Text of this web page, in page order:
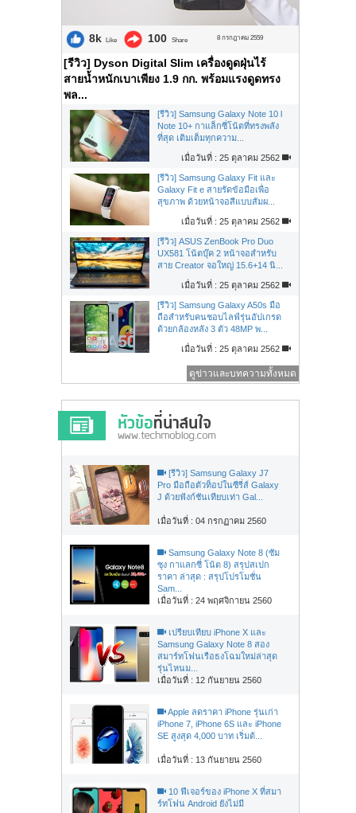
8k Like 100 Share 8 กรกฎาคม 2559
[รีวิว] Dyson Digital Slim เครื่องดูดฝุ่นไร้
สายน้ำหนักเบาเพียง 1.9 กก. พร้อมแรงดูดทรง
พล...
[รีวิว] Samsung Galaxy Note 10 l
Note 10+ กาแล็กซี่โน้ตที่ทรงพลัง
ที่สุด เติมเต็มทุกความ...
เมื่อวันที่ : 25 ตุลาคม 2562
[รีวิว] Samsung Galaxy Fit และ
Galaxy Fit e สายรัดข้อมือเพื่อ
สุขภาพ ด้วยหน้าจอสีแบบสัมผ...
เมื่อวันที่ : 25 ตุลาคม 2562
[รีวิว] ASUS ZenBook Pro Duo
UX581 โน้ตบุ๊ค 2 หน้าจอสำหรับ
สาย Creator จอใหญ่ 15.6+14 นิ...
เมื่อวันที่ : 25 ตุลาคม 2562
[รีวิว] Samsung Galaxy A50s มือ
ถือสำหรับคนชอบไลฟ์รุ่นอัปเกรด
ด้วยกล้องหลัง 3 ตัว 48MP พ...
เมื่อวันที่ : 25 ตุลาคม 2562
ดูข่าวและบทความทั้งหมด
[รีวิว] Samsung Galaxy J7
Pro มือถือตัวท็อปในซีรี่ส์ Galaxy
J ด้วยฟังก์ชันเทียบเท่า Gal...
เมื่อวันที่ : 04 กรกฏาคม 2560
Samsung Galaxy Note 8 (ซัม
ซุง กาแลกซี่ โน้ต 8) สรุปสเปก
ราคา ล่าสุด : สรุปโปรโมชั่น
Sam...
เมื่อวันที่ : 24 พฤศจิกายน 2560
เปรียบเทียบ iPhone X และ
Samsung Galaxy Note 8 สอง
สมาร์ทโฟนเรือธงโฉมใหม่ล่าสุด
รุ่นไหนม...
เมื่อวันที่ : 12 กันยายน 2560
Apple ลดราคา iPhone รุ่นเก่า
iPhone 7, iPhone 6S และ iPhone
SE สูงสุด 4,000 บาท เริ่มต้...
เมื่อวันที่ : 13 กันยายน 2560
10 ฟีเจอร์ของ iPhone X ที่สมา
ร์ทโฟน Android ยังไม่มี